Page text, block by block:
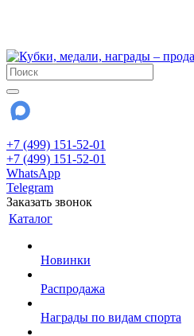
+7 (499) 151-52-01
+7 (499) 151-52-01
WhatsApp
Telegram
Заказать звонок
Каталог
Новинки
Распродажа
Награды по видам спорта